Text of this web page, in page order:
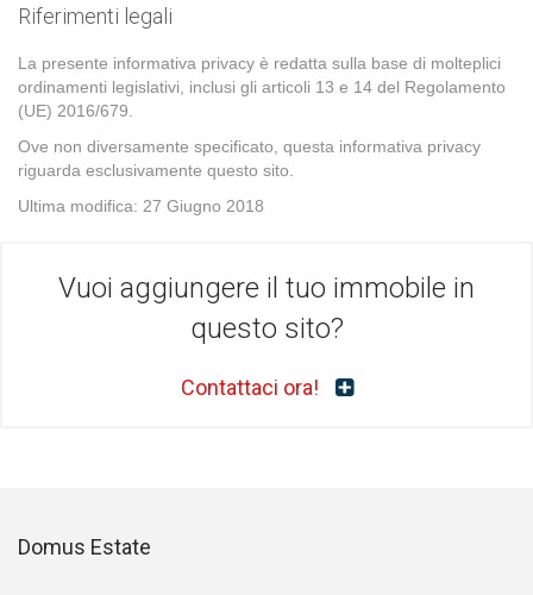
Riferimenti legali
La presente informativa privacy è redatta sulla base di molteplici
ordinamenti legislativi, inclusi gli articoli 13 e 14 del Regolamento
(UE) 2016/679.
Ove non diversamente specificato, questa informativa privacy
riguarda esclusivamente questo sito.
Ultima modifica: 27 Giugno 2018
Vuoi aggiungere il tuo immobile in
questo sito?
Contattaci ora!
Domus Estate